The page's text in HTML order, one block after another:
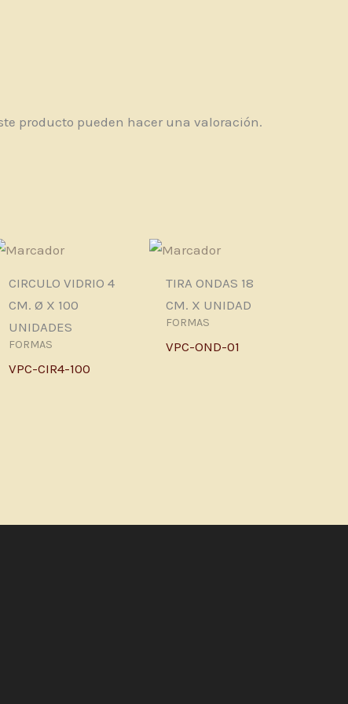
producto pueden hacer una valoración.
CIRCULO VIDRIO 4
CM. Ø X 100
UNIDADES
FORMAS
VPC-CIR4-100
TIRA ONDAS 18
CM. X UNIDAD
FORMAS
VPC-OND-01